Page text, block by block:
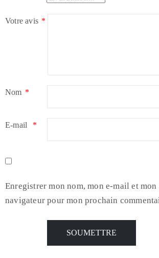
Votre avis *
Nom *
E-mail *
Enregistrer mon nom, mon e-mail et mon
navigateur pour mon prochain